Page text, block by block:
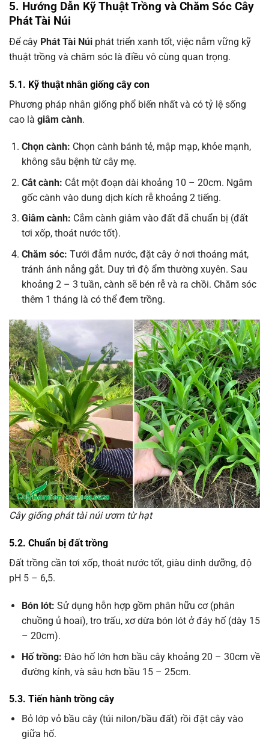
5. Hướng Dẫn Kỹ Thuật Trồng và Chăm Sóc Cây
Phát Tài Núi
Để cây Phát Tài Núi phát triển xanh tốt, việc nắm vững kỹ
thuật trồng và chăm sóc là điều vô cùng quan trọng.
5.1. Kỹ thuật nhân giống cây con
Phương pháp nhân giống phổ biến nhất và có tỷ lệ sống
cao là giâm cành.
Chọn cành: Chọn cành bánh tẻ, mập mạp, khỏe mạnh,
không sâu bệnh từ cây mẹ.
Cắt cành: Cắt một đoạn dài khoảng 10 – 20cm. Ngâm
gốc cành vào dung dịch kích rễ khoảng 2 tiếng.
Giâm cành: Cắm cành giâm vào đất đã chuẩn bị (đất
tơi xốp, thoát nước tốt).
Chăm sóc: Tưới đẫm nước, đặt cây ở nơi thoáng mát,
tránh ánh nắng gắt. Duy trì độ ẩm thường xuyên. Sau
khoảng 2 – 3 tuần, cành sẽ bén rễ và ra chồi. Chăm sóc
thêm 1 tháng là có thể đem trồng.
Cây giống phát tài núi ươm từ hạt
5.2. Chuẩn bị đất trồng
Đất trồng cần tơi xốp, thoát nước tốt, giàu dinh dưỡng, độ
pH 5 – 6,5.
Bón lót: Sử dụng hỗn hợp gồm phân hữu cơ (phân
chuồng ủ hoai), tro trấu, xơ dừa bón lót ở đáy hố (dày 15
– 20cm).
Hố trồng: Đào hố lớn hơn bầu cây khoảng 20 – 30cm về
đường kính, và sâu hơn bầu 15 – 25cm.
5.3. Tiến hành trồng cây
Bỏ lớp vỏ bầu cây (túi nilon/bầu đất) rồi đặt cây vào
giữa hố.